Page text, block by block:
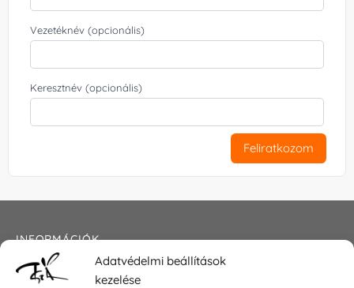
Adatvédelmi beállítások
kezelése
Vezetéknév (opcionális)
Keresztnév (opcionális)
Feliratkozom
INFORMÁCIÓK
Általános szerződési feltételek